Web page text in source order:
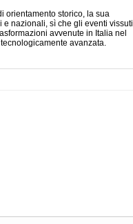
orientamento storico, la sua
nazionali, sì che gli eventi vissuti
avvenute in Italia nel
avanzata.